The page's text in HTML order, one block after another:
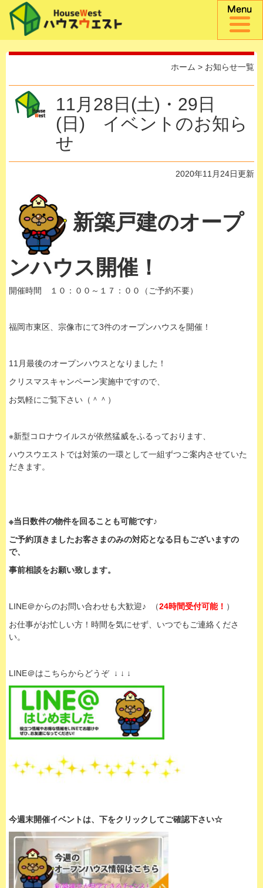
ホーム > お知らせ一覧
11月28日(土)・29日
(日) イベントのお知ら
せ
2020年11月24日更新
新築戸建のオープ
ンハウス開催！
開催時間 １０：００～１７：００（ご予約不要）
福岡市東区、宗像市にて3件のオープンハウスを開催！
11月最後のオープンハウスとなりました！
クリスマスキャンペーン実施中ですので、
お気軽にご覧下さい（＾＾）
※新型コロナウイルスが依然猛威をふるっております、
ハウスウエストでは対策の一環として一組ずつご案内させていた
だきます。
※当日数件の物件を回ることも可能です♪
ご予約頂きましたお客さまのみの対応となる日もございますの
で、
事前相談をお願い致します。
LINE＠からのお問い合わせも大歓迎♪ （24時間受付可能！ ）
お仕事がお忙しい方！時間を気にせず、いつでもご連絡くださ
い。
LINE＠はこちらからどうぞ ↓ ↓ ↓
今週末開催イベントは、下をクリックしてご確認下さい☆